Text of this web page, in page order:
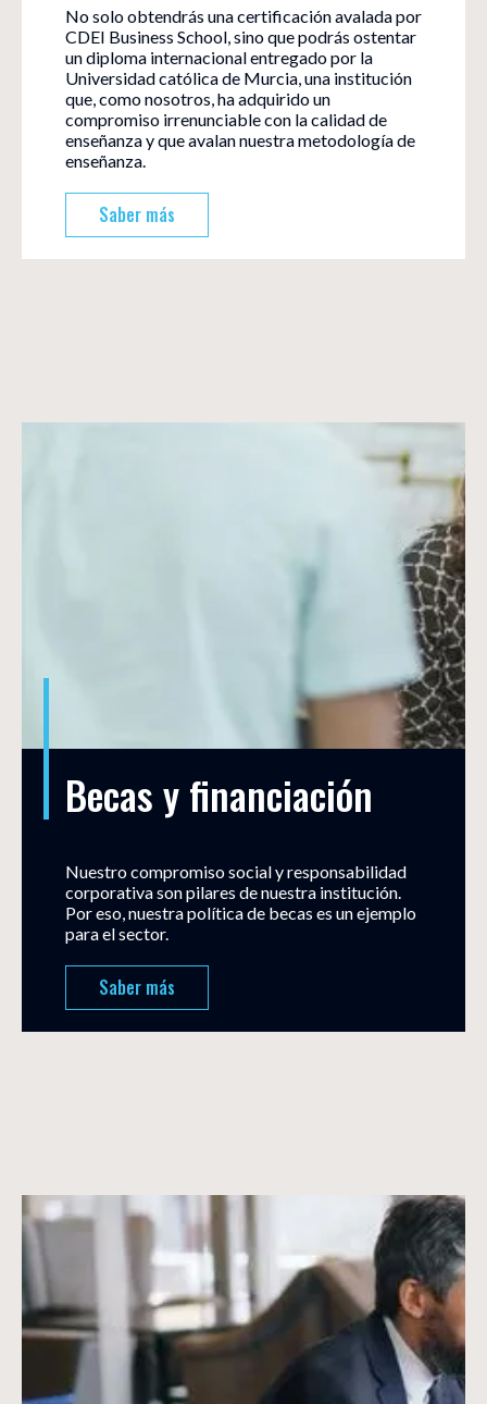
No solo obtendrás una certificación avalada por
CDEI Business School, sino que podrás ostentar
un diploma internacional entregado por la
Universidad católica de Murcia, una institución
que, como nosotros, ha adquirido un
compromiso irrenunciable con la calidad de
enseñanza y que avalan nuestra metodología de
enseñanza.
Saber más
Becas y financiación
Nuestro compromiso social y responsabilidad
corporativa son pilares de nuestra institución.
Por eso, nuestra política de becas es un ejemplo
para el sector.
Saber más